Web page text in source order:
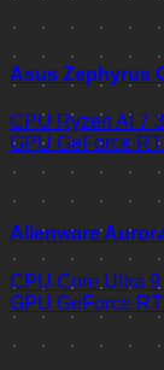
Asus Zephyrus
CPU Ryzen AI 7
GPU GeForce
Alienware
CPU Core Ultra
GPU GeForce